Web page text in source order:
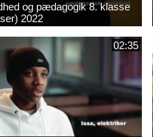
og pædagogik 8. klasse
2022
02:35